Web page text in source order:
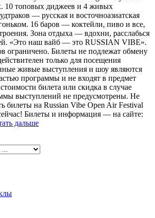
10 топовых диджеев и 4 живых
— русская и восточноазиатская
16 баров — коктейли, пиво и все,
Зона отдыха — вдохни, расслабься
«Это наш вайб — это RUSSIAN VIBE».
ограничено. Билеты не подлежат обмену
только для посещения
живые выступления и шоу являются
программы и не входят в предмет
билета или скидка в случае
выступлений не предусмотрены. Не
билеты на Russian Vibe Open Air Festival
Билеты и информация — на сайте:
дальше